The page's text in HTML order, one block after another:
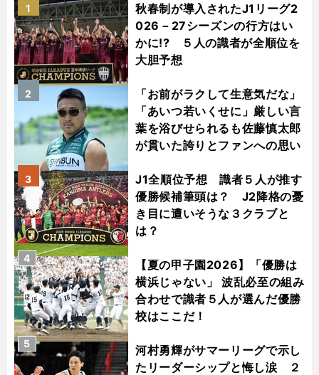
秋春制が導入されたJ1リーグ2
026－27シーズンの行方はい
かに!? ５人の識者が全順位を
大胆予想
1
「お前がラクして生意気だな」
「あいつ若いくせに」厳しい言
葉を浴びせられるも佐藤慎太郎
が貫いた誇りとファンへの思い
2
J1全順位予想 識者５人が推す
優勝候補筆頭は？ J2降格の憂
き目に遭いそうな３クラブと
は？
3
【夏の甲子園2026】「優勝は
横浜じゃない」 波乱必至の組み
合わせで識者５人が選んだ優勝
校はここだ！
4
河村勇輝がサマーリーグで示し
たリーダーシップと悔し涙 ２
5